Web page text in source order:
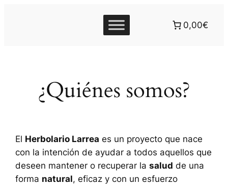
0,00€
¿Quiénes somos?
El Herbolario Larrea es un proyecto que nace
con la intención de ayudar a todos aquellos que
deseen mantener o recuperar lasalud de una
forma natural, eficaz y con un esfuerzo